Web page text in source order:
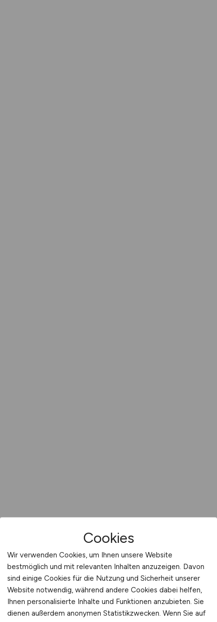
Cookies
Wir verwenden Cookies, um Ihnen unsere Website
bestmöglich und mit relevanten Inhalten anzuzeigen. Davon
sind einige Cookies für die Nutzung und Sicherheit unserer
Website notwendig, während andere Cookies dabei helfen,
Ihnen personalisierte Inhalte und Funktionen anzubieten. Sie
dienen außerdem anonymen Statistikzwecken. Wenn Sie auf